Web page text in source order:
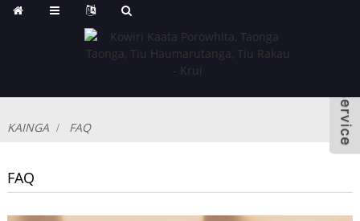
KAINGA FAQ
FAQ